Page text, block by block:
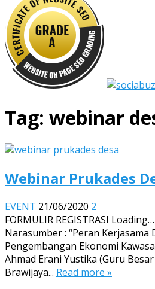
Tag: webinar
Webinar Prukades
EVENT 21/06/2020 2
FORMULIR REGISTRASI
Narasumber : “Peran Kerjasama
Pengembangan Ekonomi
Ahmad Erani Yustika (Guru
Brawijaya... Read more »